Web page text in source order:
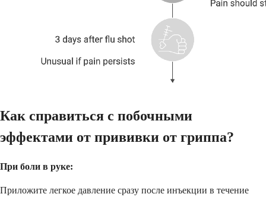
Как справиться с побочными
эффектами от прививки от гриппа?
При боли в руке:
Приложите легкое давление сразу после инъекции в течение